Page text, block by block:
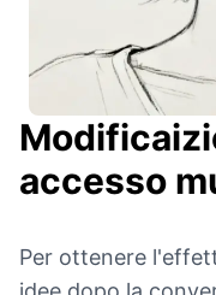
accesso
Per ottenere